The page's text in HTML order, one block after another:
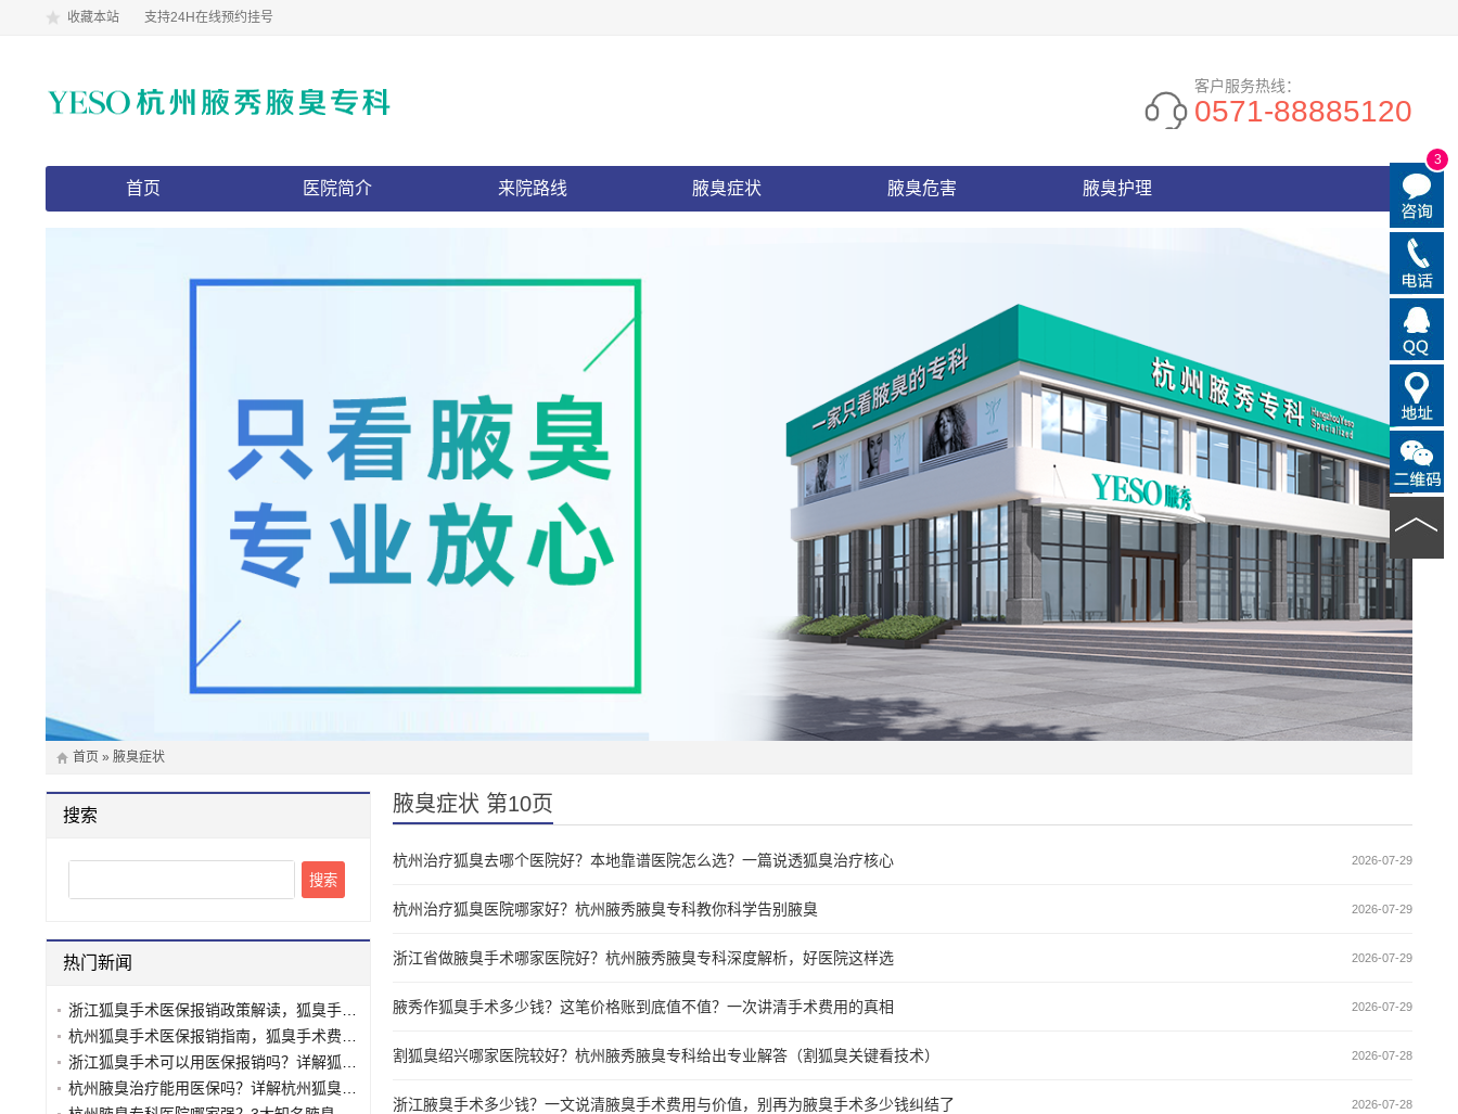
收藏本站 支持24H在线预约挂号
客户服务热线：
0571-88885120
首页 医院简介 来院路线 腋臭症状 腋臭危害 腋臭护理
首页 » 腋臭症状
搜索
热门新闻
腋臭症状 第10页
2026-07-29
杭州治疗狐臭去哪个医院好？本地靠谱医院怎么选？一篇说透狐臭治疗核心
2026-07-29
杭州治疗狐臭医院哪家好？杭州腋秀腋臭专科教你科学告别腋臭
2026-07-29
浙江省做腋臭手术哪家医院好？杭州腋秀腋臭专科深度解析，好医院这样选
2026-07-29
腋秀作狐臭手术多少钱？这笔价格账到底值不值？一次讲清手术费用的真相
2026-07-28
割狐臭绍兴哪家医院较好？杭州腋秀腋臭专科给出专业解答（割狐臭关键看技术）
2026-07-28
浙江腋臭手术多少钱？一文说清腋臭手术费用与价值，别再为腋臭手术多少钱纠结了
3